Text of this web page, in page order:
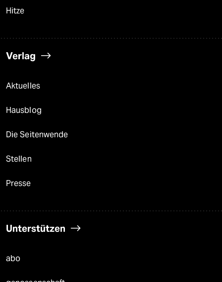
Hitze
Verlag
Aktuelles
Hausblog
Die Seitenwende
Stellen
Presse
Unterstützen
abo